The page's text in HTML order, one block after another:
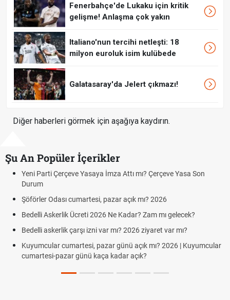
Fenerbahçe'de Lukaku için kritik
gelişme! Anlaşma çok yakın
Italiano'nun tercihi netleşti: 18
milyon euroluk isim kulübede
Galatasaray'da Jelert çıkmazı!
Diğer haberleri görmek için aşağıya kaydırın.
Şu An Popüler İçerikler
Yasa Son
mı gelecek?
var mı?
2026 | Kuyumcular
Hafta Sonları Yıllık İzinden Sayılır mı? Yıllık
Aras Kargo Cumartesi-pazar açık mı? 2026
Türkiye'de Transfer Dönemi Ne Zaman